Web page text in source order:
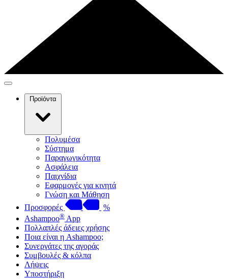
Προϊόντα
Πολυμέσα
Σύστημα
Παραγωγικότητα
Ασφάλεια
Παιχνίδια
Εφαρμογές για κινητά
Γνώση και Μάθηση
Προσφορές
%
Ashampoo® App
Πολλαπλές άδειες χρήσης
Ποια είναι η Ashampoo;
Συνεργάτες της αγοράς
Συμβουλές & κόλπα
Λήψεις
Υποστήριξη